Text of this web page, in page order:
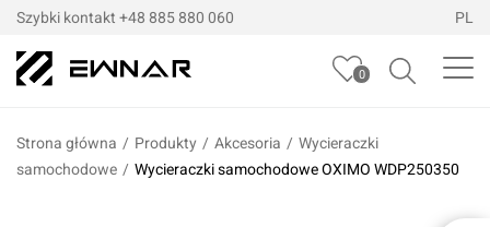
Szybki kontakt +48 885 880 060 PL
0
Strona główna / Produkty / Akcesoria / Wycieraczki
samochodowe / Wycieraczki samochodowe OXIMO WDP250350